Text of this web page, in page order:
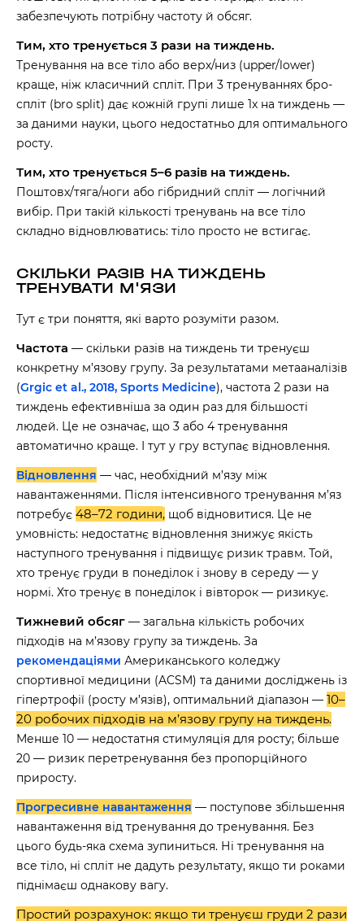
забезпечують потрібну частоту й обсяг.
Тим, хто тренується 3 рази на тиждень.
Тренування на все тіло або верх/низ (upper/lower)
краще, ніж класичний спліт. При 3 тренуваннях бро-
спліт (bro split) дає кожній групі лише 1x на тиждень —
за даними науки, цього недостатньо для оптимального
росту.
Тим, хто тренується 5–6 разів на тиждень.
Поштовх/тяга/ноги або гібридний спліт — логічний
вибір. При такій кількості тренувань на все тіло
складно відновлюватись: тіло просто не встигає.
СКІЛЬКИ РАЗІВ НА ТИЖДЕНЬ
ТРЕНУВАТИ М'ЯЗИ
Тут є три поняття, які варто розуміти разом.
Частота — скільки разів на тиждень ти тренуєш
конкретну м’язову групу. За результатами метааналізів
(Grgic et al., 2018, Sports Medicine), частота 2 рази на
тиждень ефективніша за один раз для більшості
людей. Це не означає, що 3 або 4 тренування
автоматично краще. І тут у гру вступає відновлення.
Відновлення — час, необхідний м’язу між
навантаженнями. Після інтенсивного тренування м’яз
потребує 48–72 години, щоб відновитися. Це не
умовність: недостатнє відновлення знижує якість
наступного тренування і підвищує ризик травм. Той,
хто тренує груди в понеділок і знову в середу — у
нормі. Хто тренує в понеділок і вівторок — ризикує.
Тижневий обсяг — загальна кількість робочих
підходів на м’язову групу за тиждень. За
рекомендаціями Американського коледжу
спортивної медицини (ACSM) та даними досліджень із
гіпертрофії (росту м’язів), оптимальний діапазон — 10–
20 робочих підходів на м’язову групу на тиждень.
Менше 10 — недостатня стимуляція для росту; більше
20 — ризик перетренування без пропорційного
приросту.
Прогресивне навантаження — поступове збільшення
навантаження від тренування до тренування. Без
цього будь-яка схема зупиниться. Ні тренування на
все тіло, ні спліт не дадуть результату, якщо ти роками
піднімаєш однакову вагу.
Простий розрахунок: якщо ти тренуєш груди 2 рази